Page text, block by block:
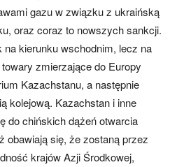
gazu w związku z ukraińską
oraz coraz to nowszych sankcji.
na kierunku wschodnim, lecz na
zmierzające do Europy
Kazachstanu, a następnie
kolejową. Kazachstan i inne
do chińskich dążeń otwarcia
obawiają się, że zostaną przez
krajów Azji Środkowej,